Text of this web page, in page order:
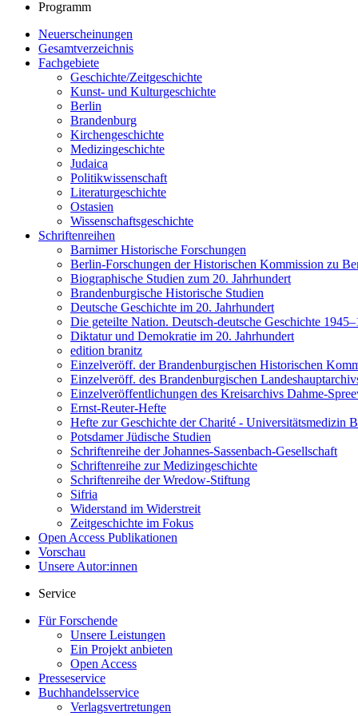
Programm
Neuerscheinungen
Gesamtverzeichnis
Fachgebiete
Geschichte/Zeitgeschichte
Kunst- und Kulturgeschichte
Berlin
Brandenburg
Kirchengeschichte
Medizingeschichte
Judaica
Politikwissenschaft
Literaturgeschichte
Ostasien
Wissenschaftsgeschichte
Schriftenreihen
Barnimer Historische Forschungen
Berlin-Forschungen der Historischen Kommission zu
Biographische Studien zum 20. Jahrhundert
Brandenburgische Historische Studien
Deutsche Geschichte im 20. Jahrhundert
Die geteilte Nation. Deutsch-deutsche Geschichte
Diktatur und Demokratie im 20. Jahrhundert
edition branitz
Einzelveröff. der Brandenburgischen Historischen
Einzelveröff. des Brandenburgischen
Einzelveröffentlichungen des Kreisarchivs Dahme-
Ernst-Reuter-Hefte
Hefte zur Geschichte der Charité - Universitätsmedizin
Potsdamer Jüdische Studien
Schriftenreihe der Johannes-Sassenbach-Gesellschaft
Schriftenreihe zur Medizingeschichte
Schriftenreihe der Wredow-Stiftung
Sifria
Widerstand im Widerstreit
Zeitgeschichte im Fokus
Open Access Publikationen
Vorschau
Unsere Autor:innen
Service
Für Forschende
Unsere Leistungen
Ein Projekt anbieten
Open Access
Presseservice
Buchhandelsservice
Verlagsvertretungen